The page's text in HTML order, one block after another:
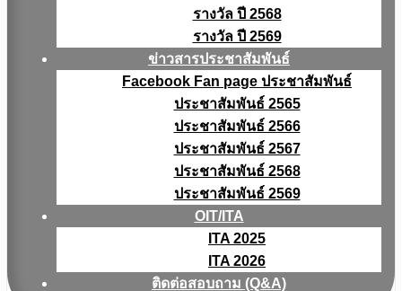
รางวัล ปี 2568
รางวัล ปี 2569
ข่าวสารประชาสัมพันธ์
Facebook Fan page ประชาสัมพันธ์
ประชาสัมพันธ์ 2565
ประชาสัมพันธ์ 2566
ประชาสัมพันธ์ 2567
ประชาสัมพันธ์ 2568
ประชาสัมพันธ์ 2569
OIT/ITA
ITA 2025
ITA 2026
ติดต่อสอบถาม (Q&A)